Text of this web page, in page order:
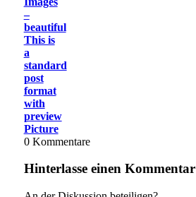
–
beautiful
This is
a
standard
post
format
with
preview
Picture
0 Kommentare
Hinterlasse einen Kommentar